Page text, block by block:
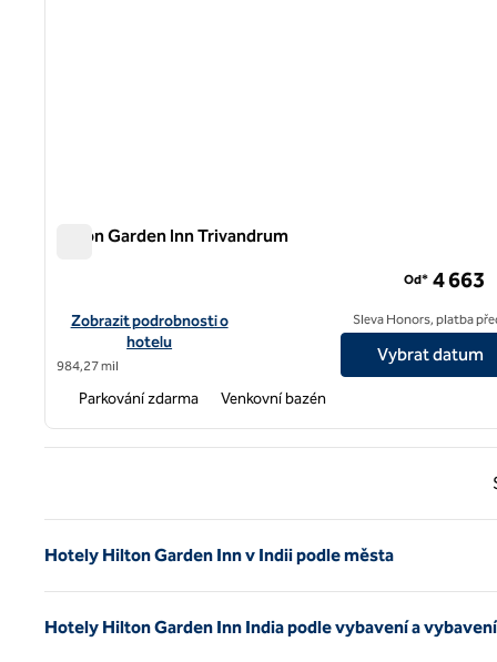
Hilton Garden Inn Trivandrum
Zobrazit podrobnosti o hotelu Hilton Garden Inn Trivandrum
Zobrazit podrobnosti o
hotelu
984,27 mil
Od* 4 663
Sleva Honors, platba
Vybrat datum
Parkování zdarma Venkovní bazén
Hotely Hilton Garden Inn v Indii podle města
Hotely Hilton Garden Inn India podle vybavení a vybavení